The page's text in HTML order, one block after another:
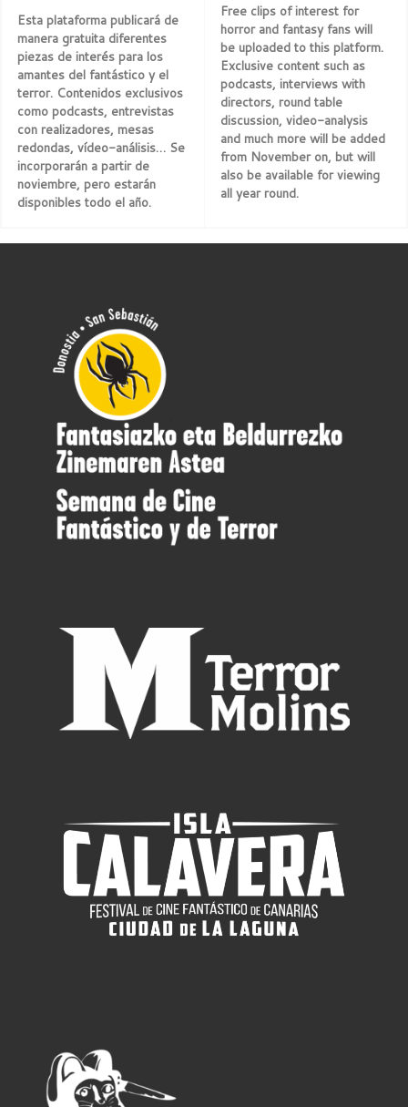
Esta plataforma publicará de
manera gratuita diferentes
piezas de interés para los
amantes del fantástico y el
terror. Contenidos exclusivos
como podcasts, entrevistas
con realizadores, mesas
redondas, vídeo-análisis… Se
incorporarán a partir de
noviembre, pero estarán
disponibles todo el año.
Free clips of interest for
horror and fantasy fans will
be uploaded to this platform.
Exclusive content such as
podcasts, interviews with
directors, round table
discussion, video-analysis
and much more will be added
from November on, but will
also be available for viewing
all year round.